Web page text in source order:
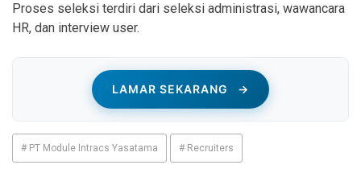
Proses seleksi terdiri dari seleksi administrasi, wawancara
HR, dan interview user.
LAMAR SEKARANG →
# PT Module Intracs Yasatama # Recruiters